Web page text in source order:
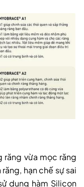
răng vừa mọc răng
hạn chế sự sai
dụng hàm Silicon